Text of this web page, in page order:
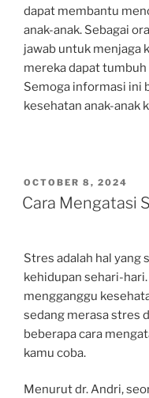
dapat membantu
anak-anak. Sebagai
jawab untuk menjaga
mereka dapat
Semoga informasi ini
kesehatan anak-anak
POSTED
ON
OCTOBER 8, 2024
Cara Mengatasi
Stres adalah hal yang
kehidupan sehari-
mengganggu
sedang merasa stres
beberapa cara
kamu coba.
Menurut dr. Andri,